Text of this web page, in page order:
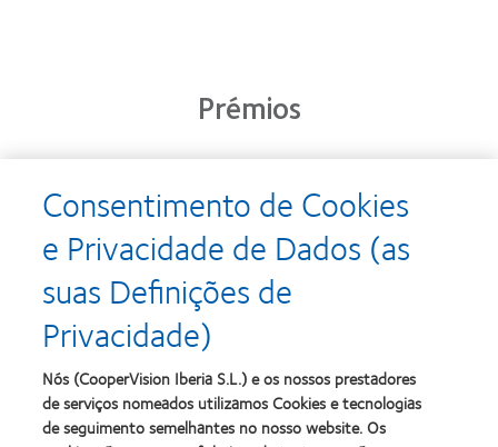
Prémios
Learn
more
about
Prémio
Silmo
d’Or
para
o
melhor
produto
com
MyDay™
Learn
more
about
Produto
do
Ano
Contacto
(2013)
Learn
about
2012
&
2010
about
2011
Best
Factory
Consentimento de Cookies
e Privacidade de Dados (as
suas Definições de
Privacidade)
Nós (CooperVision Iberia S.L.) e os nossos prestadores
de serviços nomeados utilizamos Cookies e tecnologias
de seguimento semelhantes no nosso website. Os